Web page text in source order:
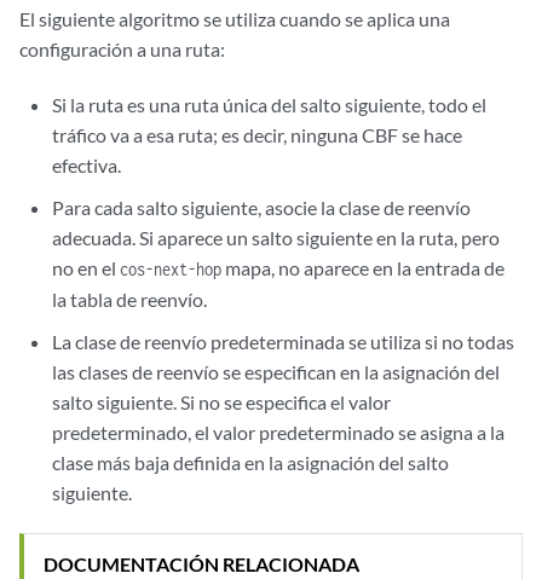
El siguiente algoritmo se utiliza cuando se aplica una
configuración a una ruta:
Si la ruta es una ruta única del salto siguiente, todo el
tráfico va a esa ruta; es decir, ninguna CBF se hace
efectiva.
Para cada salto siguiente, asocie la clase de reenvío
adecuada. Si aparece un salto siguiente en la ruta, pero
no en el cos-next-hop mapa, no aparece en la entrada de
la tabla de reenvío.
La clase de reenvío predeterminada se utiliza si no todas
las clases de reenvío se especifican en la asignación del
salto siguiente. Si no se especifica el valor
predeterminado, el valor predeterminado se asigna a la
clase más baja definida en la asignación del salto
siguiente.
DOCUMENTACIÓN RELACIONADA